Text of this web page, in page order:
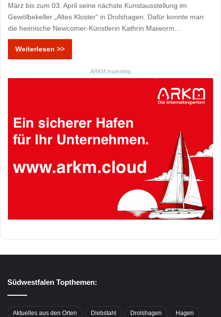
März bis zum 03. April seine nächste Kunstausstellung im
Gewölbekeller „Altes Kloster“ in Drolshagen. Dafür konnte man
die heimische Newcomer-Künstlerin Kathrin Maiworm…
Weiterlesen >>
ARKM.marketing
Südwestfalen Topthemen:
Aktuelles aus den Orten Diebstahl Drolshagen Hagen